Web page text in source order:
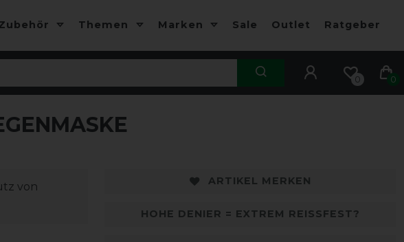
Themen Marken Sale Outlet Ratgeber
0 0
von
ARTIKEL MERKEN
HOHE DENIER = EXTREM REISSFEST?